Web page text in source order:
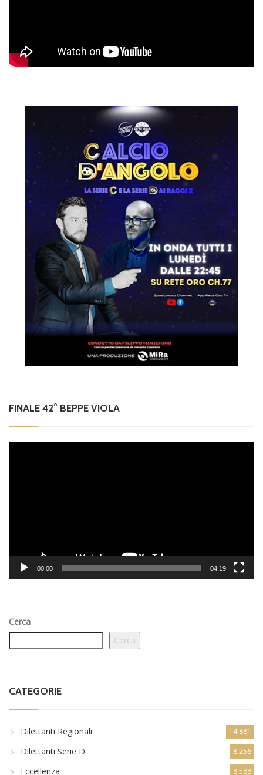
FINALE 42° BEPPE VIOLA
00:00 04:19
Cerca
Cerca
CATEGORIE
Dilettanti Regionali 14.881
Dilettanti Serie D 8.256
Eccellenza 8.588